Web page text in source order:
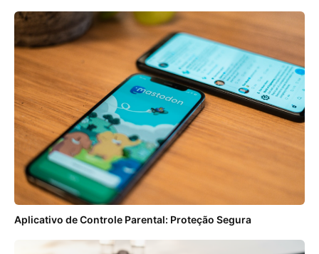
Aplicativo de Controle Parental: Proteção Segura